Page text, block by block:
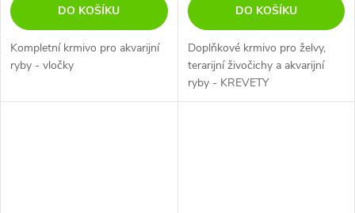
DO KOŠÍKU
Kompletní krmivo pro akvarijní
ryby - vločky
DO KOŠÍKU
Doplňkové krmivo pro želvy,
terarijní živočichy a akvarijní
ryby - KREVETY